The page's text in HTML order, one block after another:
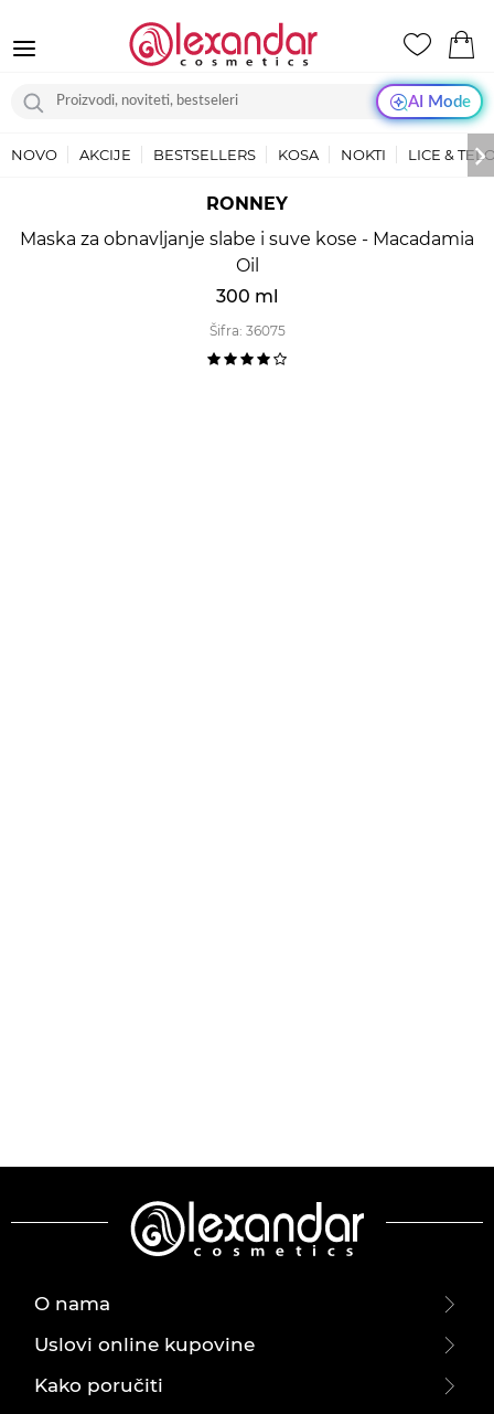
AI Mode
NOVO AKCIJE BESTSELLERS KOSA NOKTI LICE &
RONNEY
Maska za obnavljanje slabe i suve kose - Macadamia
Oil
300 ml
Šifra: 36075
O nama
Uslovi online kupovine
Kako poručiti